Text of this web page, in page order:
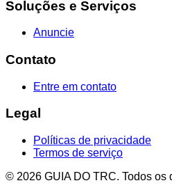
Soluções e Serviços
Anuncie
Contato
Entre em contato
Legal
Políticas de privacidade
Termos de serviço
© 2026 GUIA DO TRC. Todos os